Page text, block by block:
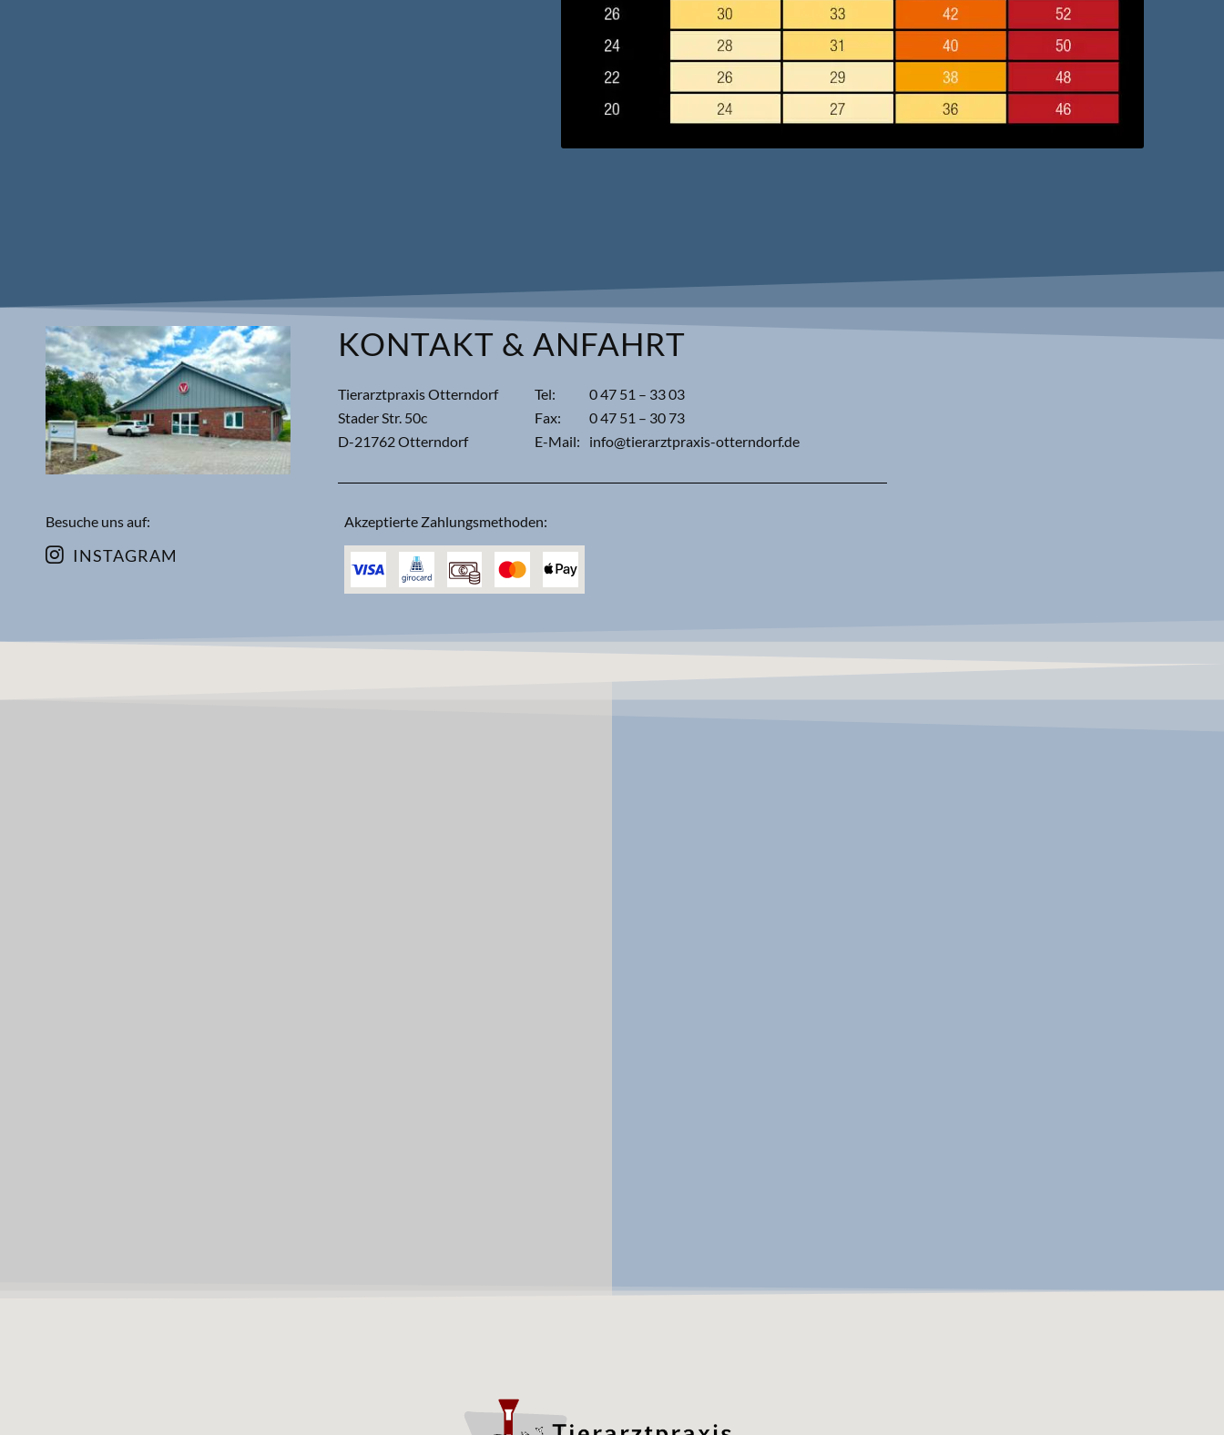
KONTAKT & ANFAHRT
Tierarztpraxis Otterndorf
Stader Str. 50c
D-21762 Otterndorf
Tel:
0 47 51 – 33 03
Fax:
0 47 51 – 30 73
E-Mail:
info@tierarztpraxis-otterndorf.de
Besuche uns auf:
INSTAGRAM
Akzeptierte Zahlungsmethoden: